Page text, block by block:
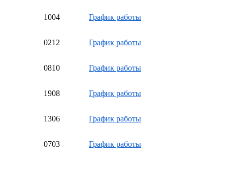
1004 График работы
0212 График работы
0810 График работы
1908 График работы
1306 График работы
0703 График работы